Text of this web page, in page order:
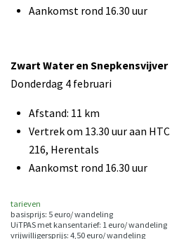
Aankomst rond 16.30 uur
Zwart Water en Snepkensvijver
Donderdag 4 februari
Afstand: 11 km
Vertrek om 13.30 uur aan
216, Herentals
Aankomst rond 16.30 uur
tarieven
basisprijs: 5 euro/ wandeling
UiTPAS met kansentarief: 1 euro/ wandeling
vrijwilligersprijs: 4,50 euro/ wandeling